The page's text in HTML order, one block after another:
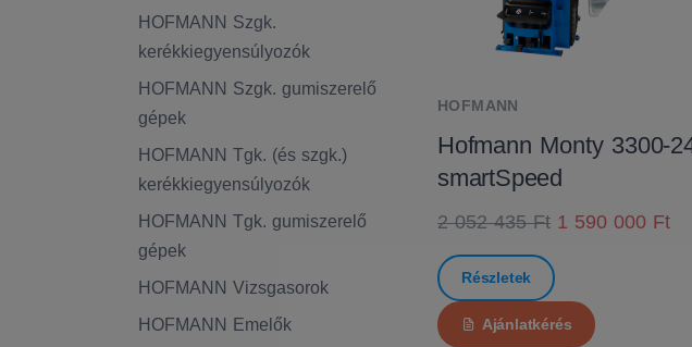
HOFMANN Szgk.
kerékkiegyensúlyozók
HOFMANN Szgk. gumiszerelő
gépek
HOFMANN Tgk. (és szgk.)
kerékkiegyensúlyozók
HOFMANN Tgk. gumiszerelő
gépek
HOFMANN Vizsgasorok
HOFMANN Emelők
HOFMANN
Hofmann Monty 3300-
smartSpeed
2 052 435 Ft 1 590 000 Ft
Részletek
Ajánlatkérés